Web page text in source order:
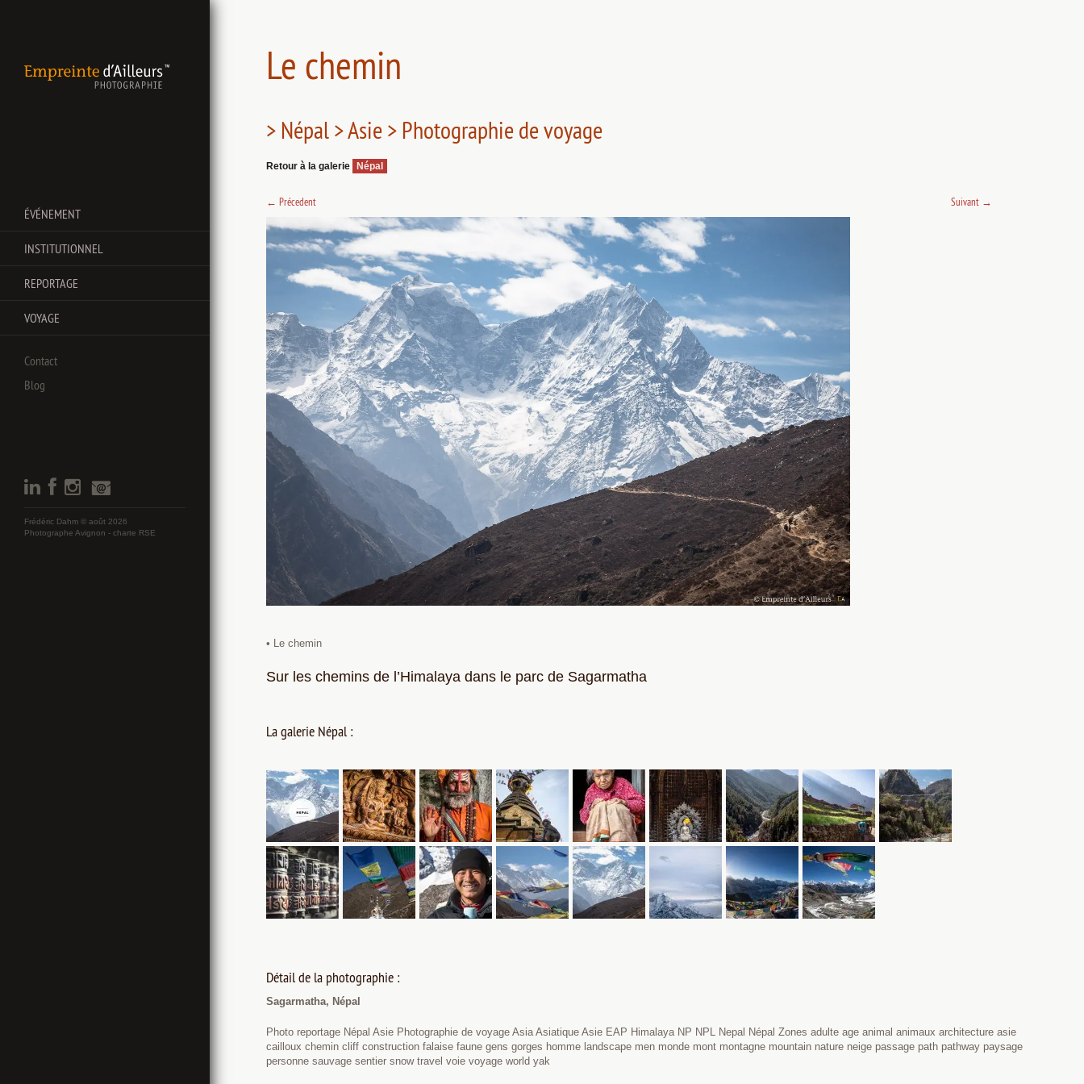
ÉVÉNEMENT
INSTITUTIONNEL
REPORTAGE
VOYAGE
Contact
Blog
Frédéric Dahm © août 2026
Photographe Avignon - charte RSE
Le chemin
> Népal > Asie > Photographie de voyage
Retour à la galerie Népal
← Précedent Suivant →
• Le chemin
Sur les chemins de l’Himalaya dans le parc de Sagarmatha
La galerie Népal :
Détail de la photographie :
Sagarmatha, Népal
Photo reportage Népal Asie Photographie de voyage Asia Asiatique Asie EAP Himalaya NP NPL Nepal Népal Zones adulte age animal animaux architecture asie
cailloux chemin cliff construction falaise faune gens gorges homme landscape men monde mont montagne mountain nature neige passage path pathway paysage
personne sauvage sentier snow travel voie voyage world yak